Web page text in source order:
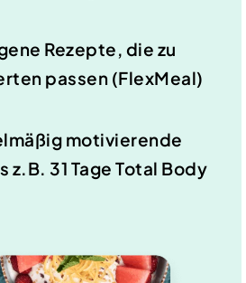
Rezepte, die zu
passen (FlexMeal)
motivierende
z.B. 31 Tage Total Body